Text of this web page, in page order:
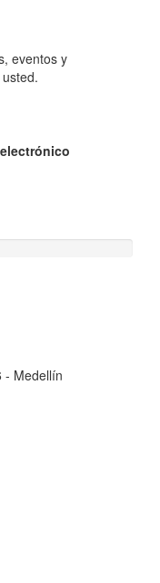
eventos y
- Medellín